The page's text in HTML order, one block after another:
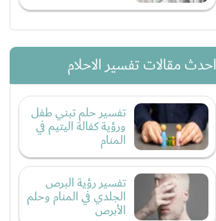
احدث مقالات تفسير الاحلام
تفسير حلم تبني طفل
ورؤية كفالة اليتيم في
المنام
تفسير رؤية البرص
الجلدي في المنام وحلم
الأبرص